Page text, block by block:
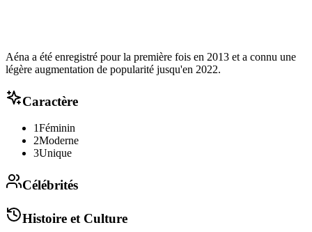
Aéna a été enregistré pour la première fois en 2013 et a connu une
légère augmentation de popularité jusqu'en 2022.
Caractère
1Féminin
2Moderne
3Unique
Célébrités
Histoire et Culture